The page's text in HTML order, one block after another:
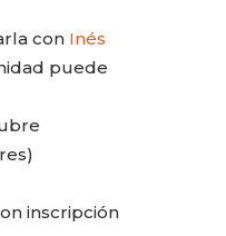
con Inés
puede
inscripción